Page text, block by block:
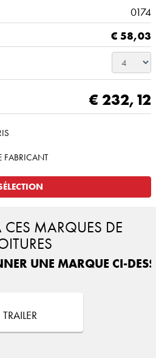
0174
€58,03
€ 232,12
FABRICANT
MARQUES DE
UNE MARQUE CI-
TRAILER